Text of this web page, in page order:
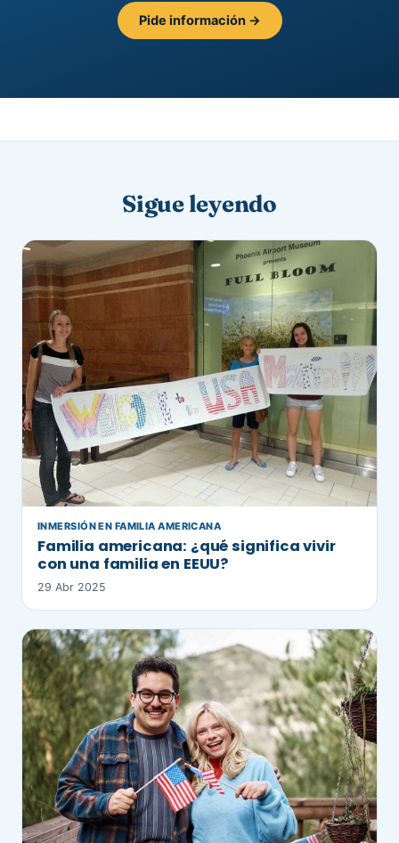
Pide información →
Sigue leyendo
INMERSIÓN EN FAMILIA AMERICANA
Familia americana: ¿qué significa vivir
con una familia en EEUU?
29 Abr 2025